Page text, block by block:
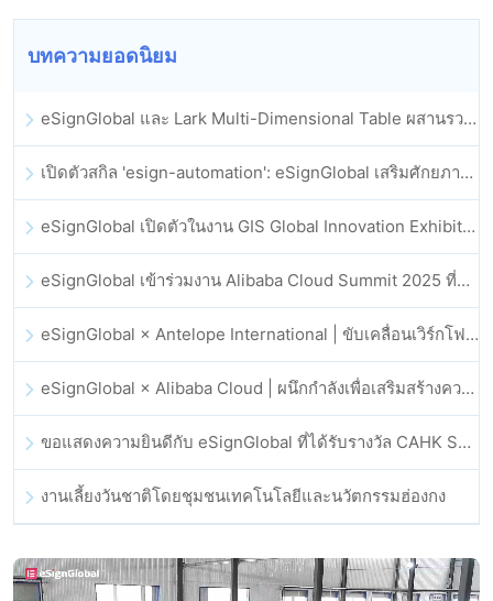
บทความยอดนิยม
eSignGlobal และ Lark Multi-Dimensional Table ผสานรวมกันอย่างเป็นทางการ: การลงนามและการเก็บถาวรสัญญาอิเล็กทรอนิกส์แบบอัตโนมัติเต็มรูปแบบ
เปิดตัวสกิล 'esign-automation': eSignGlobal เสริมศักยภาพให้ OpenClaw ด้วยลายเซ็นอิเล็กทรอนิกส์อัตโนมัติ
eSignGlobal เปิดตัวในงาน GIS Global Innovation Exhibition 2025
eSignGlobal เข้าร่วมงาน Alibaba Cloud Summit 2025 ที่ฮ่องกง เพื่อขับเคลื่อนนวัตกรรมคลาวด์ที่ขับเคลื่อนด้วย AI และความเชื่อมั่นทางดิจิทัล
eSignGlobal × Antelope International | ขับเคลื่อนเวิร์กโฟลดิจิทัลที่ปลอดภัยและขับเคลื่อนด้วย AI
eSignGlobal × Alibaba Cloud | ผนึกกำลังเพื่อเสริมสร้างความเชื่อมั่นดิจิทัลระดับโลกสำหรับฟินเทค
ขอแสดงความยินดีกับ eSignGlobal ที่ได้รับรางวัล CAHK STAR Award 2025
งานเลี้ยงวันชาติโดยชุมชนเทคโนโลยีและนวัตกรรมฮ่องกง